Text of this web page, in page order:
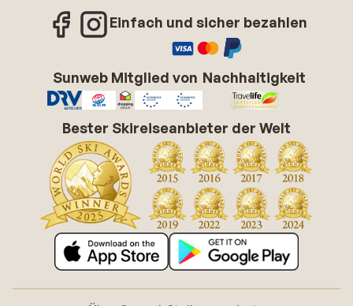
Einfach und sicher bezahlen
Sunweb Mitglied von Nachhaltigkeit
Bester Skireiseanbieter der Welt